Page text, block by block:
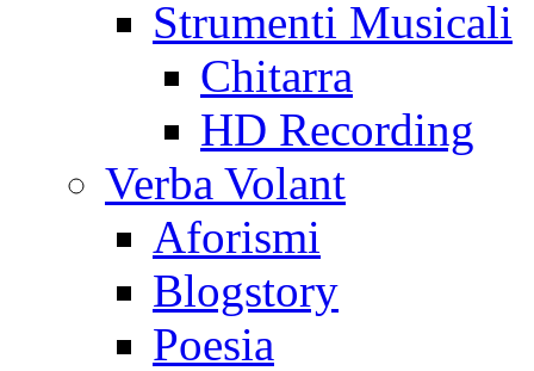
Strumenti Musicali
Chitarra
HD Recording
Verba Volant
Aforismi
Blogstory
Poesia